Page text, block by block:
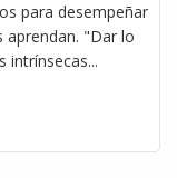
para desempeñar
"Dar lo
intrínsecas...